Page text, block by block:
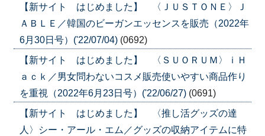
【新サイト はじめました】 〈ＪＵＳＴＯＮＥ〉Ｊ
ＡＢＬＥ／韓国のビーガンエッセンスを販売（2022年
6月30日号）('22/07/04) (0692)
【新サイト はじめました】 〈ＳＵＯＲＵＭ〉ｉＨ
ａｃｋ／男女問わないコスメ販売使いやすい商品作り
を重視（2022年6月23日号）('22/06/27) (0691)
【新サイト はじめました】 〈推し活グッズの達
人〉シー・アール・エム／グッズの収納アイテムに特